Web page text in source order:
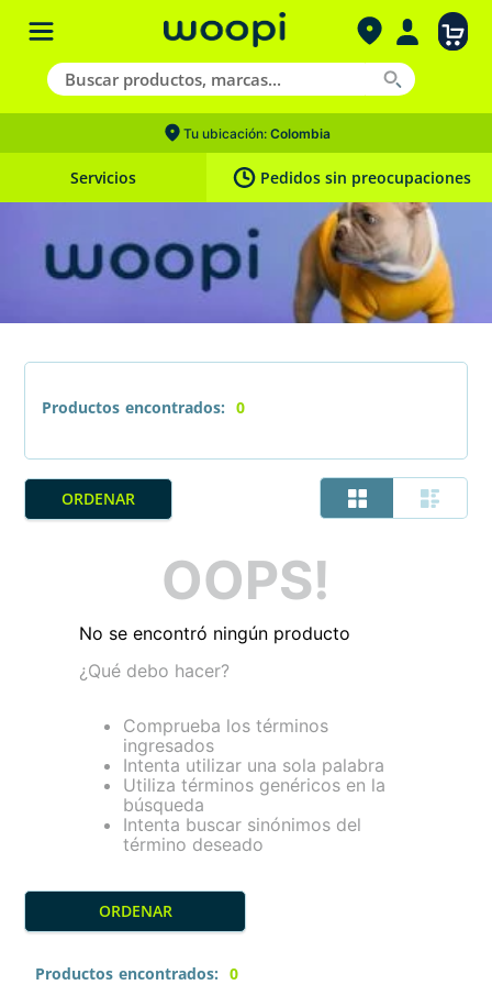
Tu ubicación: Colombia
Servicios Pedidos sin preocupaciones
0
Productos
OOPS!
No se encontró ningún producto
¿Qué debo hacer?
Comprueba los términos
ingresados
Intenta utilizar una sola palabra
Utiliza términos genéricos en la
búsqueda
Intenta buscar sinónimos del
término deseado
0
Productos